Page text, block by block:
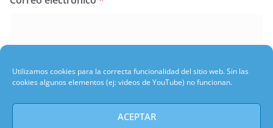
Utilizamos cookies para la correcta funcionalidad del sitio web. Sin las
cookies algunos elementos (ej: videos de YouTube) no funcionan.
ACEPTAR